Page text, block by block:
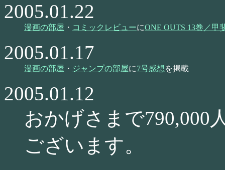
2005.01.22
漫画の部屋 ・ コミックレビューにONE OUTS 13巻／甲
2005.01.17
漫画の部屋 ・ ジャンプの部屋に7号感想を掲載
2005.01.12
おかげさまで790,000
ございます。